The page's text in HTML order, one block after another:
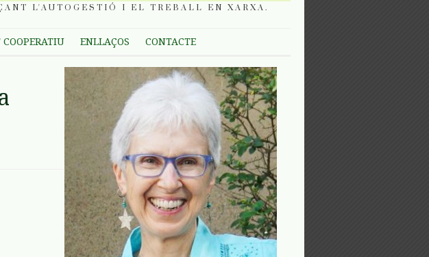
L'AUTOGESTIÓ I EL TREBALL EN XARXA.
COOPERATIU ENLLAÇOS CONTACTE